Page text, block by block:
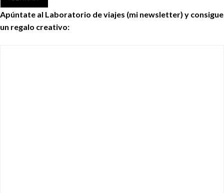
Apúntate al Laboratorio de viajes (mi newsletter) y consigue
un regalo creativo: